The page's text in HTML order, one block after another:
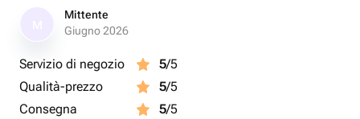
Mittente
Giugno 2026
Servizio di negozio 5/5
Qualità-prezzo
5/5
Consegna
5/5